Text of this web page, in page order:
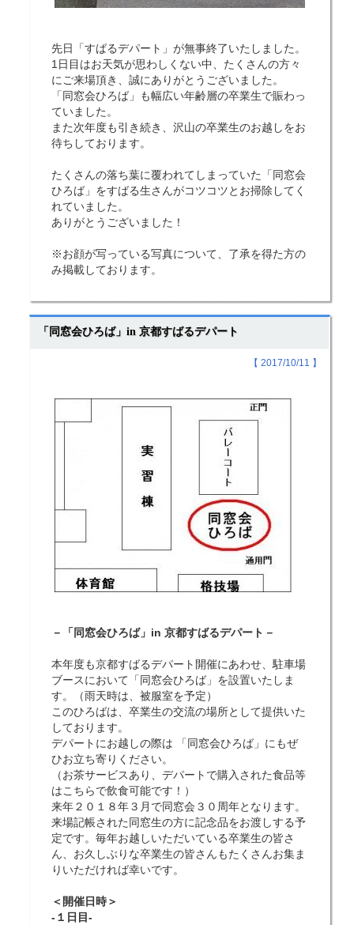
先日「すばるデパート」が無事終了いたしました。
1日目はお天気が思わしくない中、たくさんの方々
にご来場頂き、誠にありがとうございました。
「同窓会ひろば」も幅広い年齢層の卒業生で賑わっ
ていました。
また次年度も引き続き、沢山の卒業生のお越しをお
待ちしております。
たくさんの落ち葉に覆われてしまっていた「同窓会
ひろば」をすばる生さんがコツコツとお掃除してく
れていました。
ありがとうございました！
※お顔が写っている写真について、了承を得た方の
み掲載しております。
「同窓会ひろば」in 京都すばるデパート
【 2017/10/11 】
－「同窓会ひろば」in 京都すばるデパート－
本年度も京都すばるデパート開催にあわせ、駐車場
ブースにおいて「同窓会ひろば」を設置いたしま
す。（雨天時は、被服室を予定）
このひろばは、卒業生の交流の場所として提供いた
しております。
デパートにお越しの際は 「同窓会ひろば」にもぜ
ひお立ち寄りください。
（お茶サービスあり、デパートで購入された食品等
はこちらで飲食可能です！）
来年２０１８年３月で同窓会３０周年となります。
来場記帳された同窓生の方に記念品をお渡しする予
定です。毎年お越しいただいている卒業生の皆さ
ん、お久しぶりな卒業生の皆さんもたくさんお集ま
りいただければ幸いです。
＜開催日時＞
-１日目-